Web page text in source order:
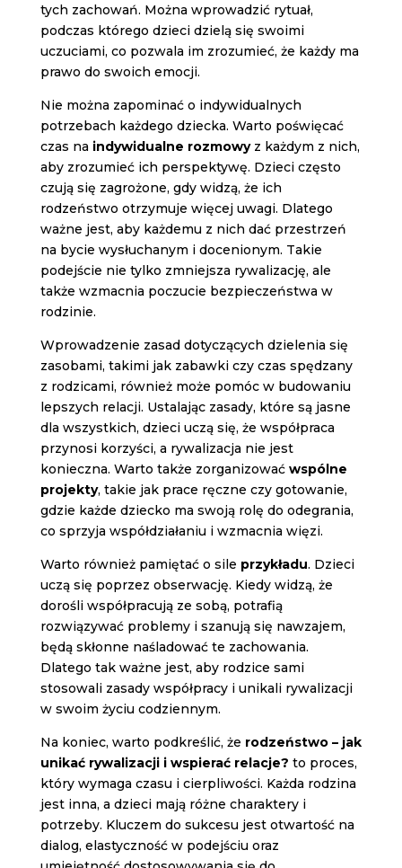
tych zachowań. Można wprowadzić rytuał,
podczas którego dzieci dzielą się swoimi
uczuciami, co pozwala im zrozumieć, że każdy ma
prawo do swoich emocji.
Nie można zapominać o indywidualnych
potrzebach każdego dziecka. Warto poświęcać
czas na indywidualne rozmowyz każdym z nich,
aby zrozumieć ich perspektywę. Dzieci często
czują się zagrożone, gdy widzą, że ich
rodzeństwo otrzymuje więcej uwagi. Dlatego
ważne jest, aby każdemu z nich dać przestrzeń
na bycie wysłuchanym i docenionym. Takie
podejście nie tylko zmniejsza rywalizację, ale
także wzmacnia poczucie bezpieczeństwa w
rodzinie.
Wprowadzenie zasad dotyczących dzielenia się
zasobami, takimi jak zabawki czy czas spędzany
z rodzicami, również może pomóc w budowaniu
lepszych relacji. Ustalając zasady, które są jasne
dla wszystkich, dzieci uczą się, że współpraca
przynosi korzyści, a rywalizacja nie jest
konieczna. Warto także zorganizować wspólne
projekty, takie jak prace ręczne czy gotowanie,
gdzie każde dziecko ma swoją rolę do odegrania,
co sprzyja współdziałaniu i wzmacnia więzi.
Warto również pamiętać o sile przykładu. Dzieci
uczą się poprzez obserwację. Kiedy widzą, że
dorośli współpracują ze sobą, potrafią
rozwiązywać problemy i szanują się nawzajem,
będą skłonne naśladować te zachowania.
Dlatego tak ważne jest, aby rodzice sami
stosowali zasady współpracy i unikali rywalizacji
w swoim życiu codziennym.
Na koniec, warto podkreślić, że rodzeństwo – jak
unikać rywalizacji i wspierać relacje? to proces,
który wymaga czasu i cierpliwości. Każda rodzina
jest inna, a dzieci mają różne charaktery i
potrzeby. Kluczem do sukcesu jest otwartość na
dialog, elastyczność w podejściu oraz